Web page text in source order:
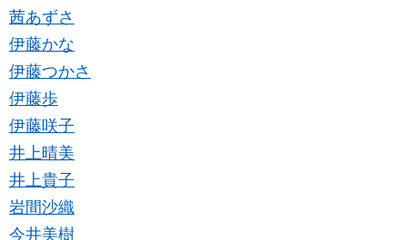
茜あずさ
伊藤かな
伊藤つかさ
伊藤歩
伊藤咲子
井上晴美
井上貴子
岩間沙織
今井美樹